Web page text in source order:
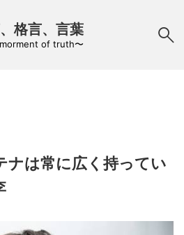
格言、言葉
of truth〜
ナは常に広く持ってい